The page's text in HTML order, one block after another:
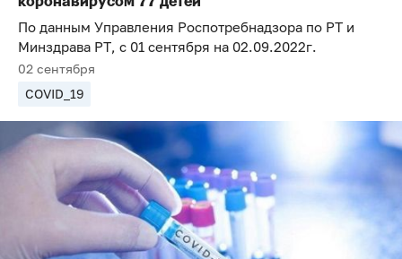
По данным Управления Роспотребнадзора по РТ и
Минздрава РТ, с 01 сентября на 02.09.2022г.
02 сентября
COVID_19